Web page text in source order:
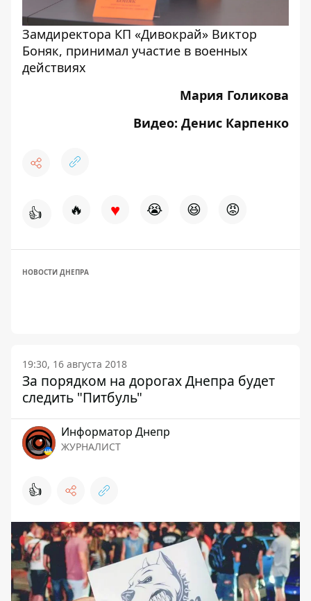
Замдиректора КП «Дивокрай» Виктор
Боняк, принимал участие в военных
действиях
Мария Голикова
Видео: Денис Карпенко
👍 🔥 ♥ 😭 😆 😡
НОВОСТИ ДНЕПРА
19:30, 16 августа 2018
За порядком на дорогах Днепра будет
следить "Питбуль"
Информатор Днепр
ЖУРНАЛИСТ
👍